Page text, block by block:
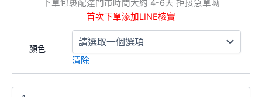
下單包裹配達門市時間大約 4-6天 拒接急單呦
首次下單添加LINE核實
顏色
清除